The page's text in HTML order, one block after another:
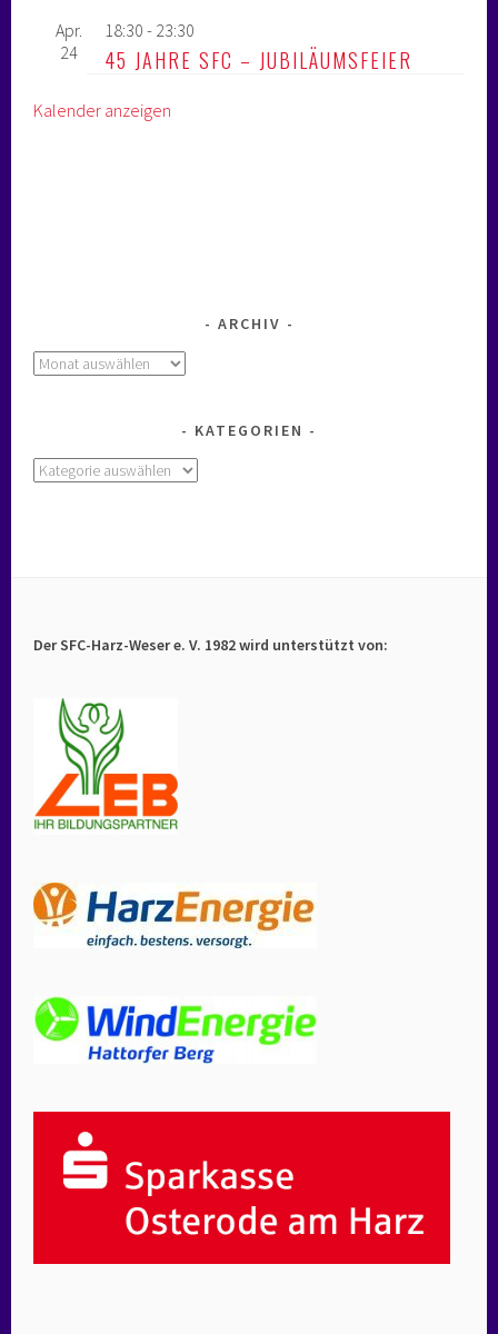
Apr.
24
18:30 - 23:30
45 JAHRE SFC – JUBILÄUMSFEIER
Kalender anzeigen
ARCHIV
Archiv
KATEGORIEN
Kategorien
Der SFC-Harz-Weser e. V. 1982 wird unterstützt von: